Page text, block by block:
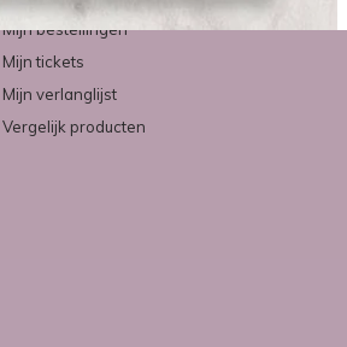
Mijn bestellingen
Mijn tickets
Mijn verlanglijst
Vergelijk producten